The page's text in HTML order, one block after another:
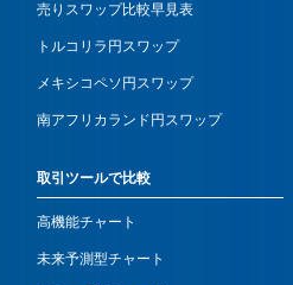
売りスワップ比較早見表
トルコリラ円スワップ
メキシコペソ円スワップ
南アフリカランド円スワップ
取引ツールで比較
高機能チャート
未来予測型チャート